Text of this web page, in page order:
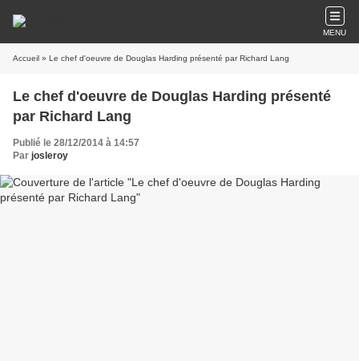
MENU
Accueil » Le chef d'oeuvre de Douglas Harding présenté par Richard Lang
Le chef d'oeuvre de Douglas Harding présenté
par Richard Lang
Publié le 28/12/2014 à 14:57
Par josleroy